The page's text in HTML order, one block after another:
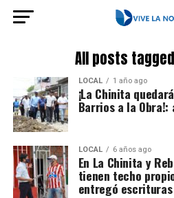
All posts
LOCAL 1 año ago
¡La Chinita
Barrios a la Obra!:
LOCAL 6 años ago
En La Chinita y
tienen techo
entregó escrituras